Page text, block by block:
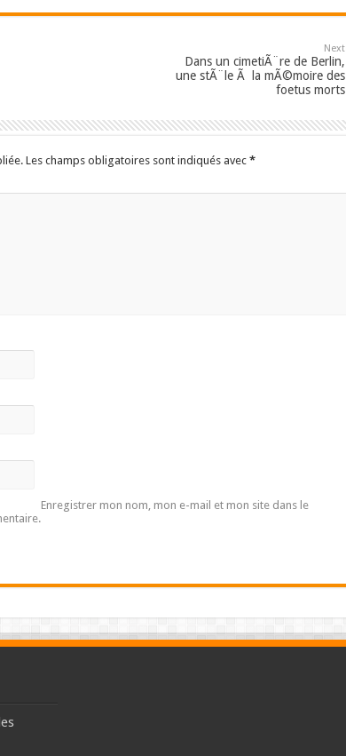
Next
Dans un cimetiÃ¨re de Berlin,
une stÃ¨le Ã la mÃ©moire des
foetus morts
Les champs obligatoires sont indiqués avec *
Enregistrer mon nom, mon e-mail et mon site dans le